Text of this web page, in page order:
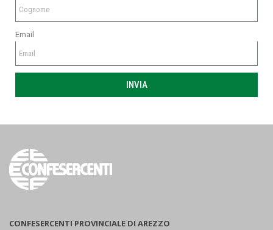
Email
INVIA
CONFESERCENTI PROVINCIALE DI AREZZO